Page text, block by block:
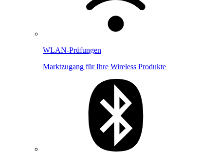
WLAN-Prüfungen
Marktzugang für Ihre Wireless Produkte